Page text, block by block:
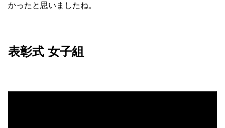
かったと思いましたね。
表彰式 女子組